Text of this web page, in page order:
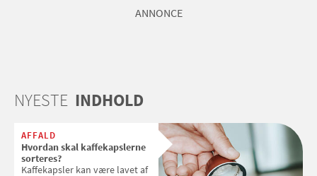
ANNONCE
NYESTE INDHOLD
AFFALD
Hvordan skal kaffekapslerne
sorteres?
Kaffekapsler kan være lavet af